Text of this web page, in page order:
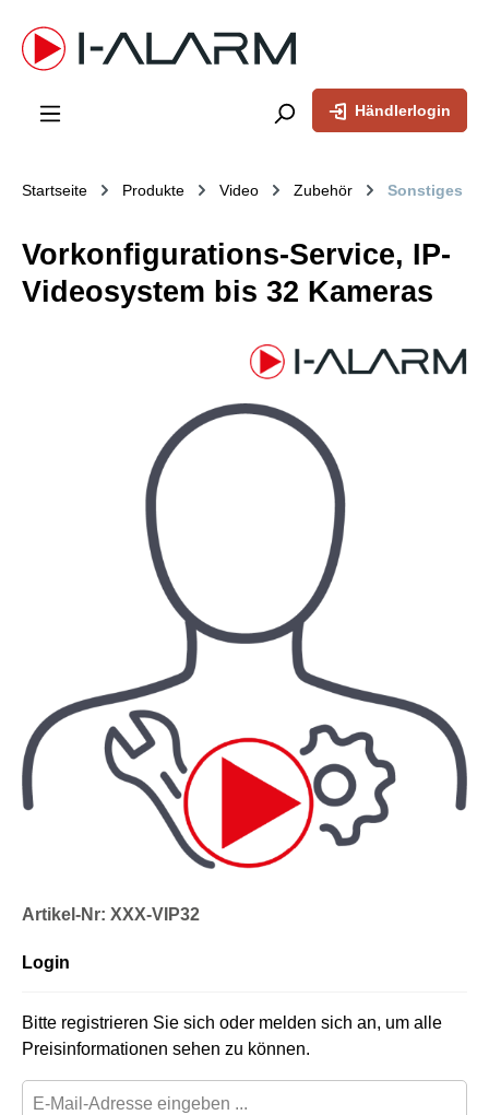
springen
Händlerlogin
Startseite Produkte Video Zubehör Sonstiges
Vorkonfigurations-Service, IP-
Videosystem bis 32 Kameras
Artikel-Nr: XXX-VIP32
Login
Bitte registrieren Sie sich oder melden sich an, um alle
Preisinformationen sehen zu können.